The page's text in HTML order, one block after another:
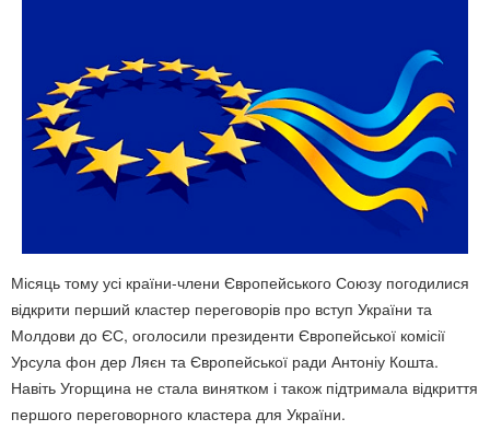
Місяць тому усі країни-члени Європейського Союзу погодилися
відкрити перший кластер переговорів про вступ України та
Молдови до ЄС, оголосили президенти Європейської комісії
Урсула фон дер Ляєн та Європейської ради Антоніу Кошта.
Навіть Угорщина не стала винятком і також підтримала відкриття
першого переговорного кластера для України.